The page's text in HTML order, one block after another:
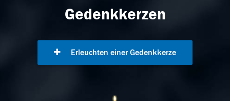
Gedenkkerzen
Erleuchten einer Gedenkkerze